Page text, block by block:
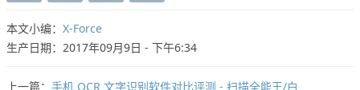
本文小编： X-Force
生产日期：2017年09月9日 - 下午6:34
上一篇： 手机 OCR 文字识别软件对比评测 - 扫描全能王/白